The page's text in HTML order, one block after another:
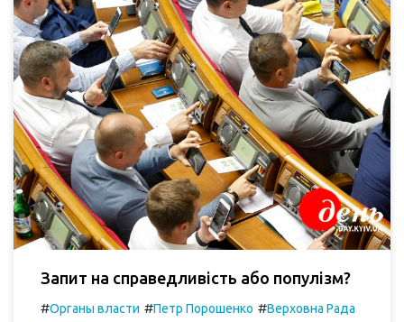
Запит на справедливість або популізм?
#Органы власти #Петр Порошенко #Верховна Рада